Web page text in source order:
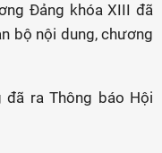
Đảng khóa XIII đã
bộ nội dung, chương
đã ra Thông báo Hội